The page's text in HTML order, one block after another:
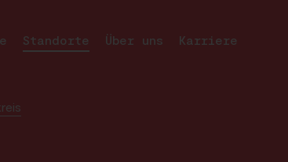
Standorte Über uns Karriere